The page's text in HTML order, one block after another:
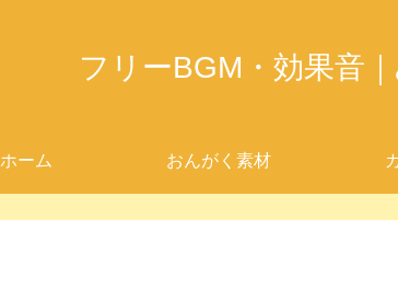
フリーBGM・効果音
ホーム おんがく素材